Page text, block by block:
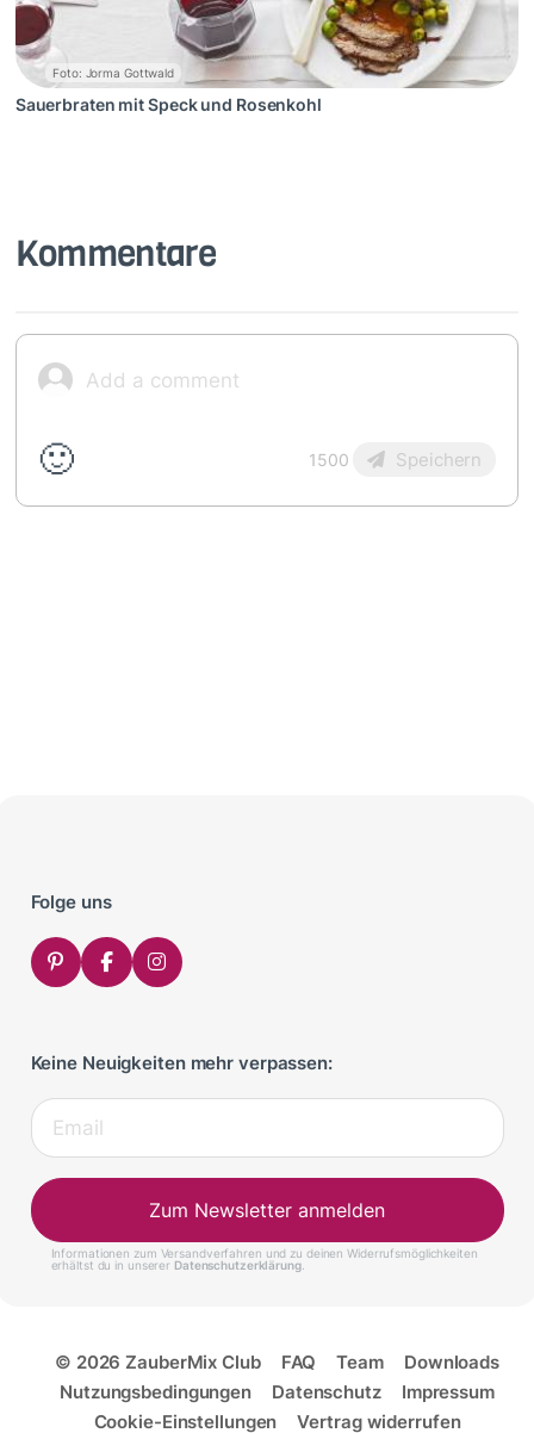
Foto: Jorma Gottwald
Sauerbraten mit Speck und Rosenkohl
Kommentare
🙂 1500 Speichern
Folge uns
Keine Neuigkeiten mehr verpassen:
Zum Newsletter anmelden
Informationen zum Versandverfahren und zu deinen Widerrufsmöglichkeiten
erhältst du in unserer Datenschutzerklärung.
© 2026 ZauberMix Club FAQ Team
Downloads
Nutzungsbedingungen
Datenschutz
Impressum
Cookie-Einstellungen
Vertrag widerrufen